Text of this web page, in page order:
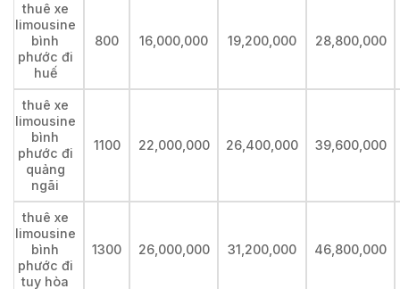
thuê xe
limousine
bình
phước đi
huế
800 16,000,000 19,200,000 28,800,000
thuê xe
limousine
bình
phước đi
quảng
ngãi
1100 22,000,000 26,400,000 39,600,000
thuê xe
limousine
bình
phước đi
tuy hòa
1300 26,000,000 31,200,000 46,800,000